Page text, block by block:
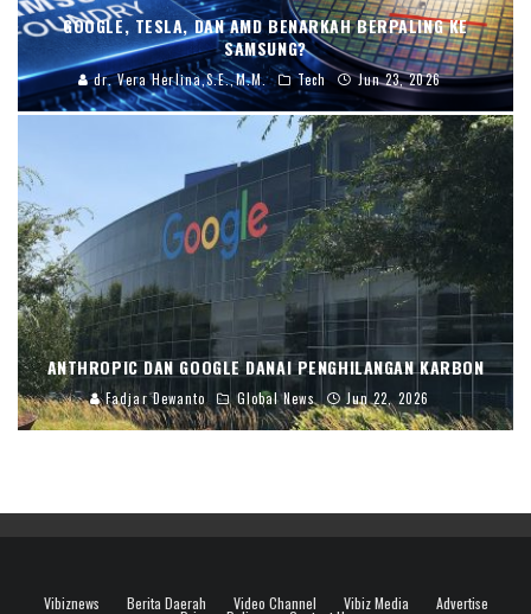
GOOGLE, TESLA, DAN AMD BENARKAH BERPALING KE
SAMSUNG?
dr. Vera Herlina,S.E.,M.M. Tech Jun 23, 2026
ANTHROPIC DAN GOOGLE DANAI PENGHILANGAN KARBON
Fadjar Dewanto Global News Jun 22, 2026
Vibiznews Berita Daerah Video Channel Vibiz Media Advertise